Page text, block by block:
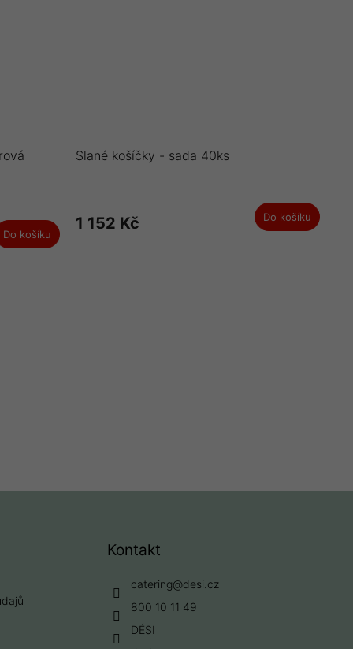
Do košíku
Slané košíčky - sada 40ks
1 152 Kč Do košíku
Kontakt
catering@desi.cz
800 10 11 49
DÉSI